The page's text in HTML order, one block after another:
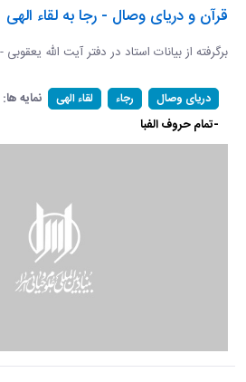
قرآن و دریای وصال - رجا به لقاء الهی
برگرفته از بیانات استاد در دفتر آیت الله یعقوبی -
دریای وصال رجاء لقاء الهی نمایه ها:
-تمام حروف الفبا